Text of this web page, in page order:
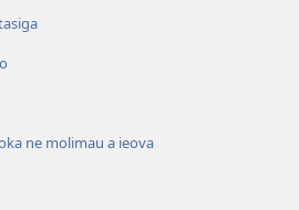
ne molimau a ieova